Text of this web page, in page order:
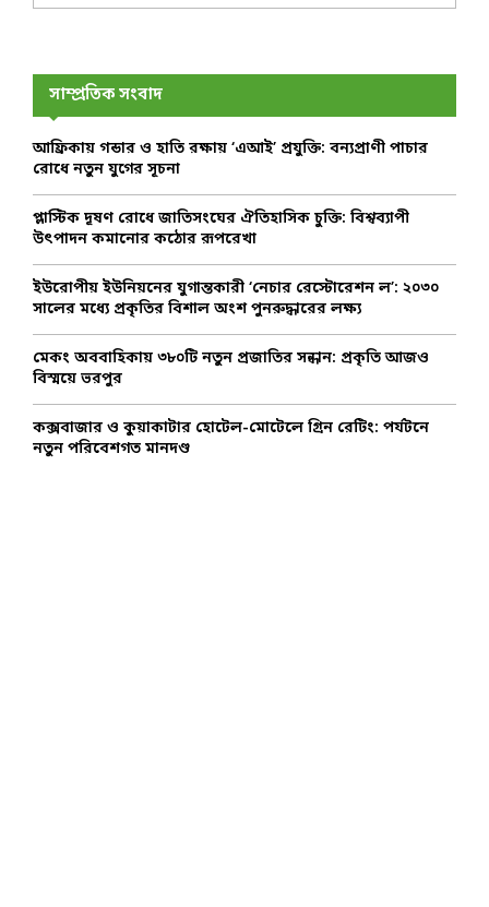
f
r
E
A
সাম্প্রতিক সংবাদ
আফ্রিকায় গন্ডার ও হাতি রক্ষায় ‘এআই’ প্রযুক্তি: বন্যপ্রাণী পাচার
রোধে নতুন যুগের সূচনা
প্লাস্টিক দূষণ রোধে জাতিসংঘের ঐতিহাসিক চুক্তি: বিশ্বব্যাপী
উৎপাদন কমানোর কঠোর রূপরেখা
ইউরোপীয় ইউনিয়নের যুগান্তকারী ‘নেচার রেস্টোরেশন ল’: ২০৩০
সালের মধ্যে প্রকৃতির বিশাল অংশ পুনরুদ্ধারের লক্ষ্য
মেকং অববাহিকায় ৩৮০টি নতুন প্রজাতির সন্ধান: প্রকৃতি আজও
বিস্ময়ে ভরপুর
কক্সবাজার ও কুয়াকাটার হোটেল-মোটেলে গ্রিন রেটিং: পর্যটনে
নতুন পরিবেশগত মানদণ্ড